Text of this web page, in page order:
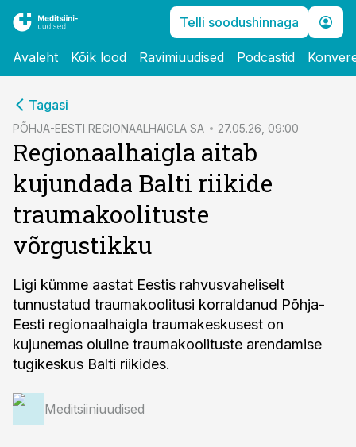
Telli soodushinnaga
Avaleht Kõik lood Ravimiuudised Podcastid
Tagasi
PÕHJA-EESTI REGIONAALHAIGLA SA 27.05.26, 09:00
Regionaalhaigla aitab
kujundada Balti riikide
traumakoolituste
võrgustikku
Ligi kümme aastat Eestis rahvusvaheliselt
tunnustatud traumakoolitusi korraldanud Põhja-
Eesti regionaalhaigla traumakeskusest on
kujunemas oluline traumakoolituste arendamise
tugikeskus Balti riikides.
Meditsiiniuudised